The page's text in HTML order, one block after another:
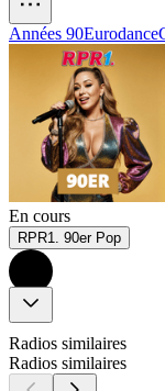
Années 90Eurodance
En cours
RPR1. 90er Pop
Radios similaires
Radios similaires